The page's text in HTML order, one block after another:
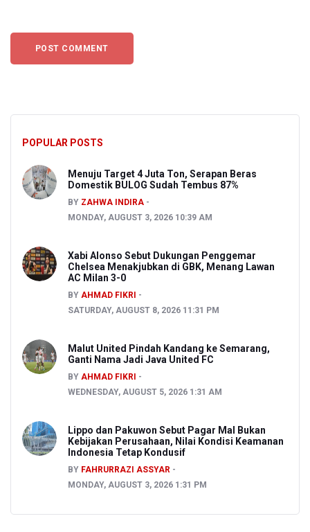
POPULAR POSTS
Menuju Target 4 Juta Ton, Serapan Beras
Domestik BULOG Sudah Tembus 87%
BY ZAHWA INDIRA
MONDAY, AUGUST 3, 2026 10:39 AM
Xabi Alonso Sebut Dukungan Penggemar
Chelsea Menakjubkan di GBK, Menang Lawan
AC Milan 3-0
BY AHMAD FIKRI
SATURDAY, AUGUST 8, 2026 11:31 PM
Malut United Pindah Kandang ke Semarang,
Ganti Nama Jadi Java United FC
BY AHMAD FIKRI
WEDNESDAY, AUGUST 5, 2026 1:31 AM
Lippo dan Pakuwon Sebut Pagar Mal Bukan
Kebijakan Perusahaan, Nilai Kondisi Keamanan
Indonesia Tetap Kondusif
BY FAHRURRAZI ASSYAR
MONDAY, AUGUST 3, 2026 1:31 PM